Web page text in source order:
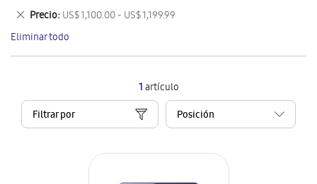
1artículo
Filtrar por
este
artículo
Precio US$ 1,100.00 - US$ 1,199.99
Eliminar
este
artículo
Eliminar todo